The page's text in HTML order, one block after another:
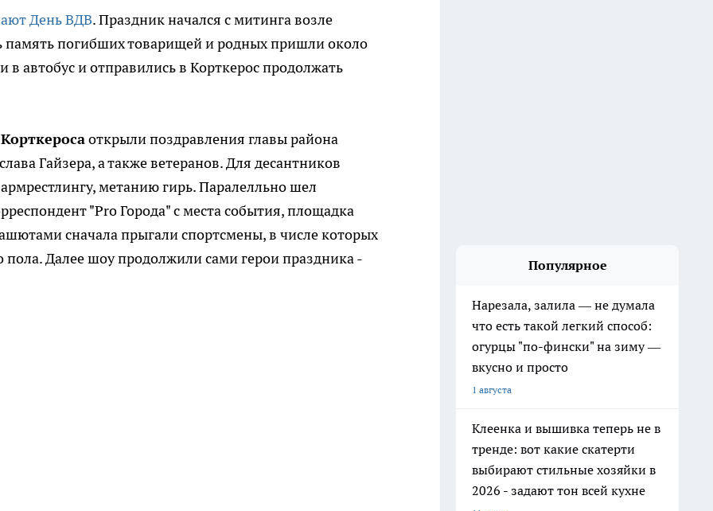
День ВДВ. Праздник начался с митинга возле
погибших товарищей и родных пришли около
в автобус и отправились в Корткерос продолжать
открыли поздравления главы района
Гайзера, а также ветеранов. Для десантников
метанию гирь. Паралелльно шел
"Pro Города" с места события, площадка
сначала прыгали спортсмены, в числе которых
пола. Далее шоу продолжили сами герои праздника -
Популярное
Нарезала, залила — не думала
что есть такой легкий способ:
огурцы "по-фински" на зиму —
вкусно и просто
1 августа
Клеенка и вышивка теперь не в
тренде: вот какие скатерти
выбирают стильные хозяйки в
2026 - задают тон всей кухне